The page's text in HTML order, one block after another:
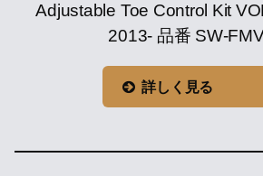
Adjustable Toe Control Kit
2013- 品番 SW-
詳しく見る